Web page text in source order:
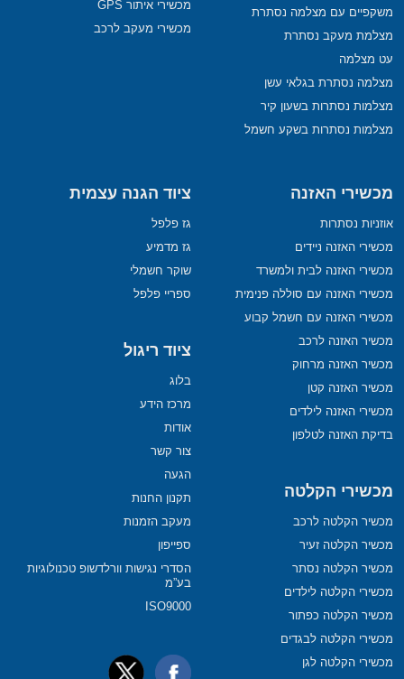
משקפיים עם מצלמה נסתרת
מצלמת מעקב נסתרת
עט מצלמה
מצלמה נסתרת בגלאי עשן
מצלמות נסתרות בשעון קיר
מצלמות נסתרות בשקע חשמל
מכשירי איתור GPS
מכשירי מעקב לרכב
מכשירי האזנה
אוזניות נסתרות
מכשירי האזנה ניידים
מכשירי האזנה לבית ולמשרד
מכשירי האזנה עם סוללה פנימית
מכשירי האזנה עם חשמל קבוע
מכשיר האזנה לרכב
מכשיר האזנה מרחוק
מכשיר האזנה קטן
מכשירי האזנה לילדים
בדיקת האזנה לטלפון
מכשירי הקלטה
מכשיר הקלטה לרכב
מכשיר הקלטה זעיר
מכשיר הקלטה נסתר
מכשירי הקלטה לילדים
מכשיר הקלטה כפתור
מכשירי הקלטה לבגדים
מכשירי הקלטה לגן
ציוד הגנה עצמית
גז פלפל
גז מדמיע
שוקר חשמלי
ספריי פלפל
ציוד ריגול
בלוג
מרכז הידע
אודות
צור קשר
הגעה
תקנון החנות
מעקב הזמנות
ספייפון
הסדרי נגישות וורלדשופ טכנולוגיות
בע”מ
ISO9000